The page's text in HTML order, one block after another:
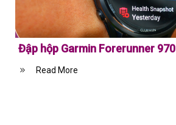
Đập hộp Garmin Forerunner 970
​Read More